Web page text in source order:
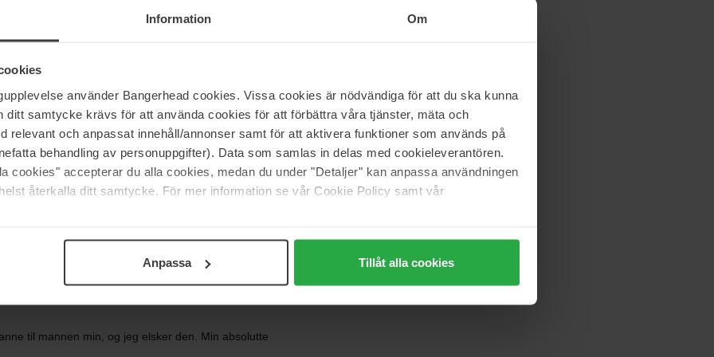
Information Om
använder Bangerhead cookies. Vissa cookies är nödvändiga för att du ska kunna
ditt samtycke krävs för att använda cookies för att förbättra våra tjänster, mäta och
relevant och anpassat innehåll/annonser samt för att aktivera funktioner som används på
behandling av personuppgifter). Data som samlas in delas med cookieleverantören.
cookies" accepterar du alla cookies, medan du under "Detaljer" kan anpassa användningen
återkalla ditt samtycke. För mer information se vår Cookie Policy samt vår
Anpassa Tillåt alla cookies
vaniljeaktig base som er berusende. Den passer
fordi jeg elsket den før ham 🥰
til mannen min, og jeg elsker den. Min absolutte